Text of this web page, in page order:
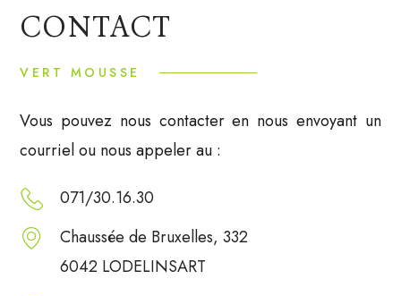
VERT MOUSSE
CONTACT
Vous pouvez nous contacter en nous envoyant un
courriel ou nous appeler au :
071/30.16.30
Chaussée de Bruxelles, 332
6042 LODELINSART